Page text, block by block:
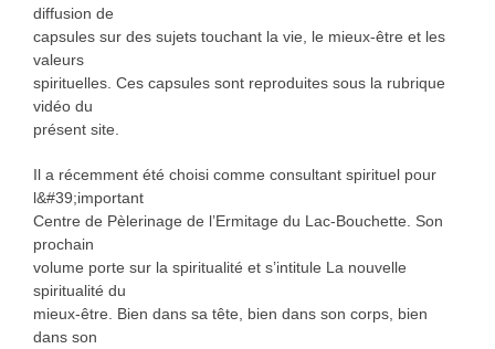
diffusion de
capsules sur des sujets touchant la vie, le mieux-être et les
valeurs
spirituelles. Ces capsules sont reproduites sous la rubrique
vidéo du
présent site.
Il a récemment été choisi comme consultant spirituel pour
l&#39;important
Centre de Pèlerinage de l’Ermitage du Lac-Bouchette. Son
prochain
volume porte sur la spiritualité et s’intitule La nouvelle
spiritualité du
mieux-être. Bien dans sa tête, bien dans son corps, bien
dans son